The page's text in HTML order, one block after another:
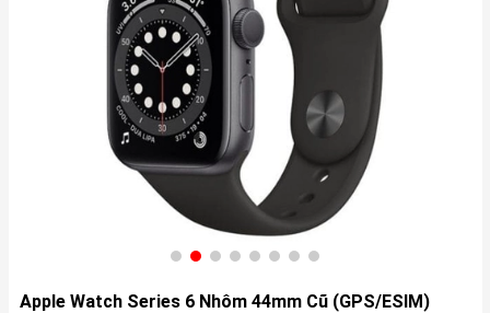
Apple Watch Series 6 Nhôm 44mm Cũ (GPS/ESIM)